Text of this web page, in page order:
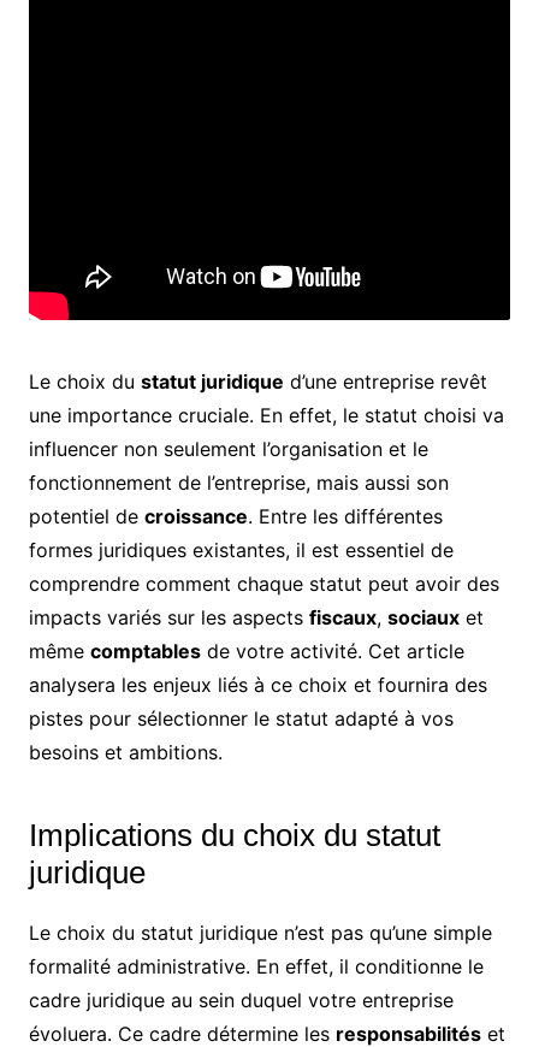
Le choix du statut juridique d’une entreprise revêt
une importance cruciale. En effet, le statut choisi va
influencer non seulement l’organisation et le
fonctionnement de l’entreprise, mais aussi son
potentiel de croissance. Entre les différentes
formes juridiques existantes, il est essentiel de
comprendre comment chaque statut peut avoir des
impacts variés sur les aspects fiscaux, sociauxet
même comptablesde votre activité. Cet article
analysera les enjeux liés à ce choix et fournira des
pistes pour sélectionner le statut adapté à vos
besoins et ambitions.
Implications du choix du statut
juridique
Le choix du statut juridique n’est pas qu’une simple
formalité administrative. En effet, il conditionne le
cadre juridique au sein duquel votre entreprise
évoluera. Ce cadre détermine les responsabilitéset